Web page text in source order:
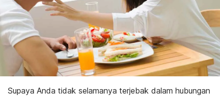
Supaya Anda tidak selamanya terjebak dalam hubungan